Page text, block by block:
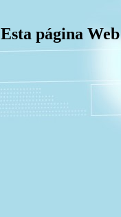
Esta página